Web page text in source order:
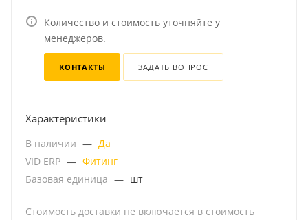
Количество и стоимость уточняйте у
менеджеров.
КОНТАКТЫ ЗАДАТЬ ВОПРОС
Характеристики
В наличии — Да
VID ERP — Фитинг
Базовая единица — шт
Стоимость доставки не включается в стоимость